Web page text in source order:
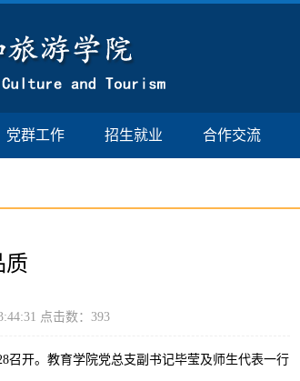
党群工作 招生就业 合作交流
质
点击数： 393
召开。教育学院党总支副书记毕莹及师生代表一行